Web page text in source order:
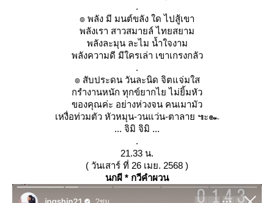
.
๏ พลัง มี มนต์ขลัง ใด ไปสู้เขา
พลังเรา สาวสมายล์ ไทยสยาม
พลังละมุน ละไม น้ำใจงาม
พลังความดี มีใครเล่า เขาเกรงกลัว
.
๏ สับประดน วันละนิด จิตแจ่มใส
กรำงานหนัก ทุกข์ยากไย ไม่ยิ้มหัว
ของคุณค่ะ อย่างห่วงจน คนเมามัว
เหงื่อท่วมตัว หัวหมุน-วนแว่น-ตาลาย ๚ะ๛
... จิมิ จิมิ ...
.
21.33 น.
( วันเสาร์ ที่ 26 เมย. 2568 )
นกผี * กวีคำผวน